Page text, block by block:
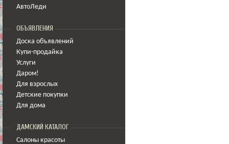
АвтоЛеди
ОБЪЯВЛЕНИЯ
Доска объявлений
Купи-продайка
Услуги
Даром!
Для взрослых
Детские покупки
Для дома
ДАМСКИЙ КАТАЛОГ
Салоны красоты